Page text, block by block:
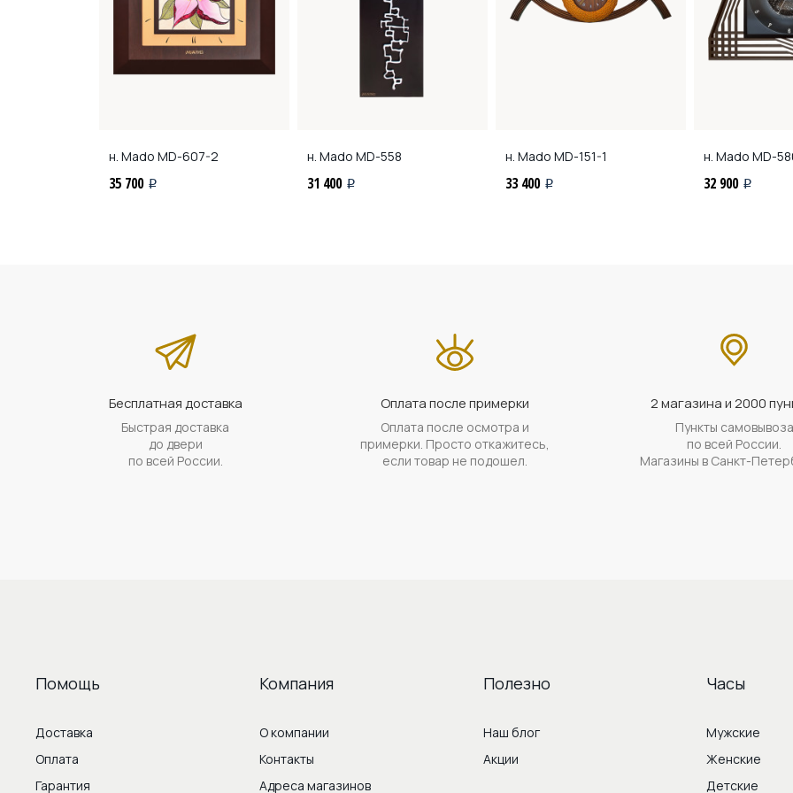
н. Mado MD-607-2
35 700 i
н. Mado MD-558
31 400 i
н. Mado MD-151-1
33 400 i
н. Mado MD-
32 900 i
Бесплатная доставка
Быстрая доставка
до двери
по всей России.
Оплата после примерки
Оплата после осмотра и
примерки. Просто откажитесь,
если товар не подошел.
2 магазина и 2000
Пункты самовывоза
по всей России.
Магазины в Санкт-
Помощь
Доставка
Оплата
Гарантия
Компания
О компании
Контакты
Адреса магазинов
Полезно
Наш блог
Акции
Часы
Мужские
Женские
Детские